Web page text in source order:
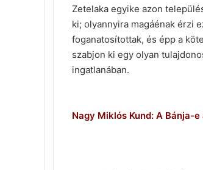
Zetelaka egyike azon
ki; olyannyira magáénak érzi
foganatosítottak, és épp a
szabjon ki egy olyan
ingatlanában.
Nagy Miklós Kund: A Bánja-